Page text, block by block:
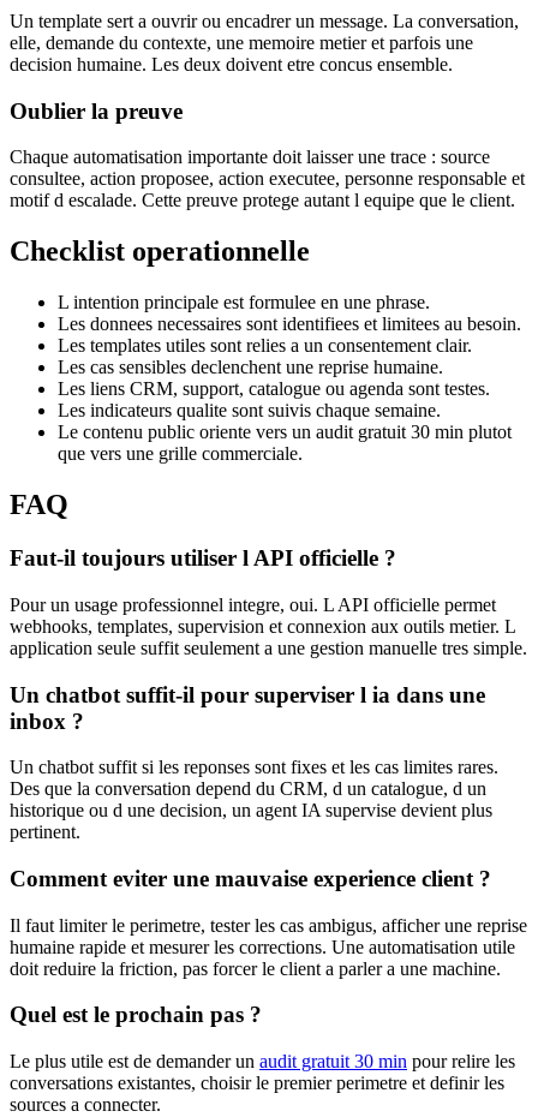
Un template sert a ouvrir ou encadrer un message. La conversation,
elle, demande du contexte, une memoire metier et parfois une
decision humaine. Les deux doivent etre concus ensemble.
Oublier la preuve
Chaque automatisation importante doit laisser une trace : source
consultee, action proposee, action executee, personne responsable et
motif d escalade. Cette preuve protege autant l equipe que le client.
Checklist operationnelle
L intention principale est formulee en une phrase.
Les donnees necessaires sont identifiees et limitees au besoin.
Les templates utiles sont relies a un consentement clair.
Les cas sensibles declenchent une reprise humaine.
Les liens CRM, support, catalogue ou agenda sont testes.
Les indicateurs qualite sont suivis chaque semaine.
Le contenu public oriente vers un audit gratuit 30 min plutot
que vers une grille commerciale.
FAQ
Faut-il toujours utiliser l API officielle ?
Pour un usage professionnel integre, oui. L API officielle permet
webhooks, templates, supervision et connexion aux outils metier. L
application seule suffit seulement a une gestion manuelle tres simple.
Un chatbot suffit-il pour superviser l ia dans une
inbox ?
Un chatbot suffit si les reponses sont fixes et les cas limites rares.
Des que la conversation depend du CRM, d un catalogue, d un
historique ou d une decision, un agent IA supervise devient plus
pertinent.
Comment eviter une mauvaise experience client ?
Il faut limiter le perimetre, tester les cas ambigus, afficher une reprise
humaine rapide et mesurer les corrections. Une automatisation utile
doit reduire la friction, pas forcer le client a parler a une machine.
Quel est le prochain pas ?
Le plus utile est de demander un audit gratuit 30 min pour relire les
conversations existantes, choisir le premier perimetre et definir les
sources a connecter.